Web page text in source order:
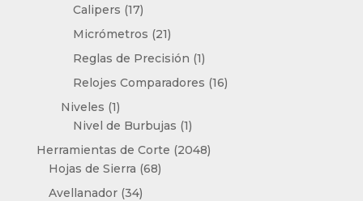
Calipers 1717
productos
Micrómetros 2121
productos
Reglas de Precisión 11
producto
Relojes Comparadores 1616
Niveles 11
producto
Nivel de Burbujas 11
producto
Herramientas de Corte 20482048
Hojas de Sierra 6868
Avellanador 3434